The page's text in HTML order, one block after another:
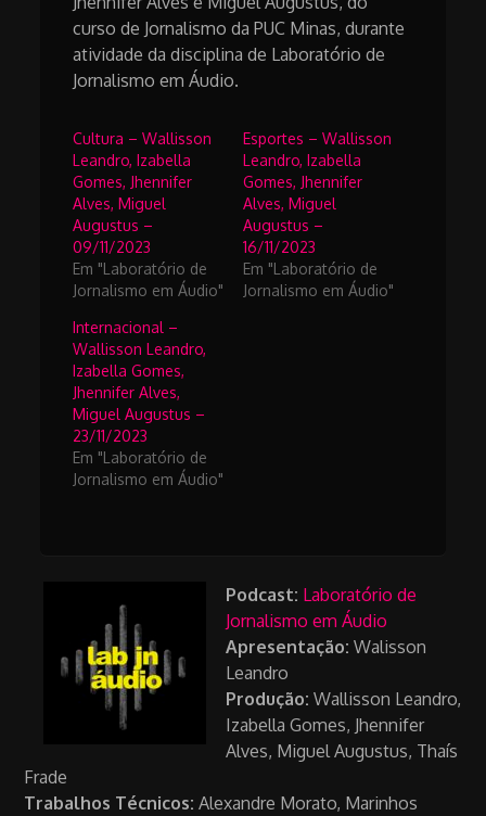
curso de Jornalismo da PUC Minas, durante
atividade da disciplina de Laboratório de
Jornalismo em Áudio.
Cultura – Wallisson
Leandro, Izabella
Gomes, Jhennifer
Alves, Miguel
Augustus –
09/11/2023
Em "Laboratório de
Jornalismo em Áudio"
Esportes – Wallisson
Leandro, Izabella
Gomes, Jhennifer
Alves, Miguel
Augustus –
16/11/2023
Em "Laboratório de
Jornalismo em Áudio"
Internacional –
Wallisson Leandro,
Izabella Gomes,
Jhennifer Alves,
Miguel Augustus –
23/11/2023
Em "Laboratório de
Jornalismo em Áudio"
Podcast: Laboratório de
Jornalismo em Áudio
Apresentação: Walisson
Leandro
Produção: Wallisson Leandro,
Izabella Gomes, Jhennifer
Alves, Miguel Augustus, Thaís
Frade
Trabalhos Técnicos: Alexandre Morato, Marinhos